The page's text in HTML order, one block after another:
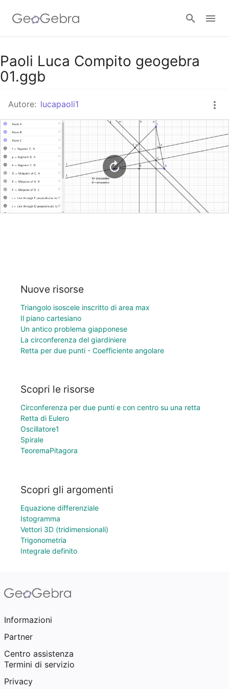
Google Classroom
Accedi
Paoli Luca Compito geogebra
01.ggb
Autore: lucapaoli1
Nuove risorse
Triangolo isoscele inscritto di area max
Il piano cartesiano
Un antico problema giapponese
La circonferenza del giardiniere
Retta per due punti - Coefficiente angolare
Scopri le risorse
Circonferenza per due punti e con centro su una retta
Retta di Eulero
Oscillatore1
Spirale
TeoremaPitagora
Scopri gli argomenti
Equazione differenziale
Istogramma
Vettori 3D (tridimensionali)
Trigonometria
Integrale definito
Informazioni
Partner
Centro assistenza
Termini di servizio
Privacy